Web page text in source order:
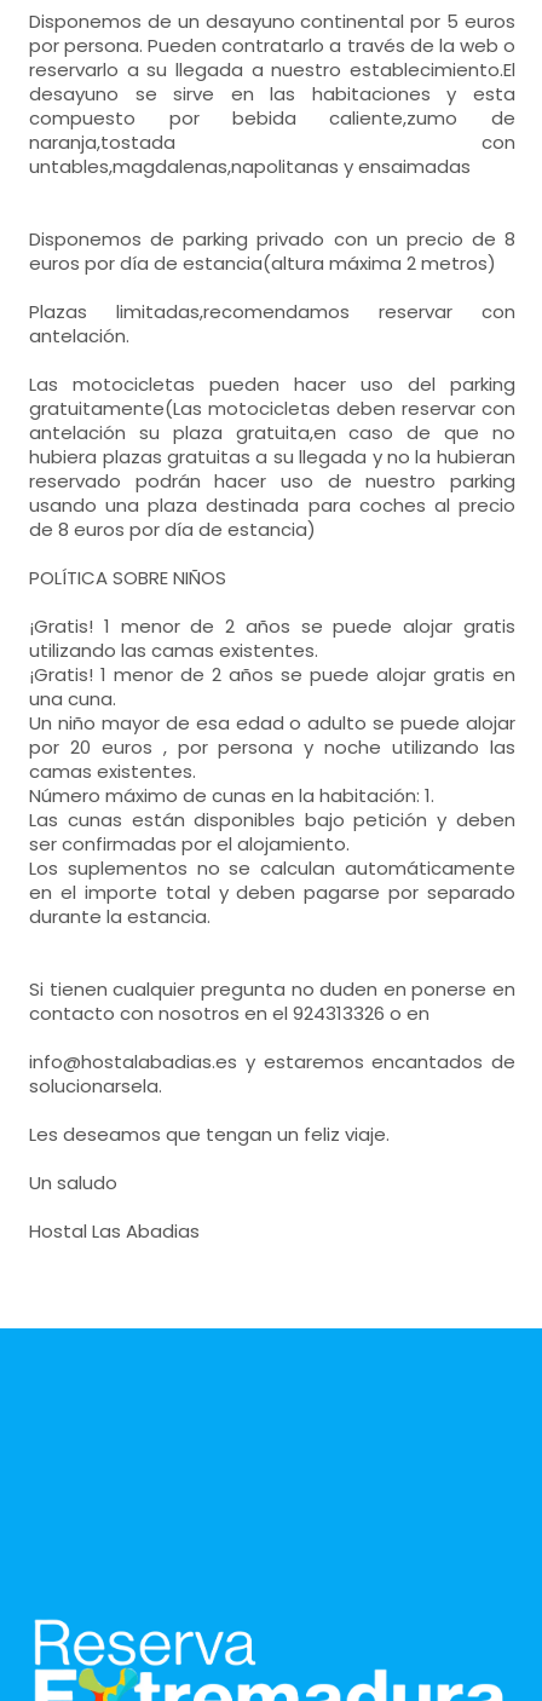
Disponemos de un desayuno continental por 5 euros
por persona. Pueden contratarlo a través de la web o
reservarlo a su llegada a nuestro establecimiento.El
desayuno se sirve en las habitaciones y esta
compuesto por bebida caliente,zumo de
naranja,tostada con
untables,magdalenas,napolitanas y ensaimadas
Disponemos de parking privado con un precio de 8
euros por día de estancia(altura máxima 2 metros)
Plazas limitadas,recomendamos reservar con
antelación.
Las motocicletas pueden hacer uso del parking
gratuitamente(Las motocicletas deben reservar con
antelación su plaza gratuita,en caso de que no
hubiera plazas gratuitas a su llegada y no la hubieran
reservado podrán hacer uso de nuestro parking
usando una plaza destinada para coches al precio
de 8 euros por día de estancia)
POLÍTICA SOBRE NIÑOS
¡Gratis! 1 menor de 2 años se puede alojar gratis
utilizando las camas existentes.
¡Gratis! 1 menor de 2 años se puede alojar gratis en
una cuna.
Un niño mayor de esa edad o adulto se puede alojar
por 20 euros , por persona y noche utilizando las
camas existentes.
Número máximo de cunas en la habitación: 1.
Las cunas están disponibles bajo petición y deben
ser confirmadas por el alojamiento.
Los suplementos no se calculan automáticamente
en el importe total y deben pagarse por separado
durante la estancia.
Si tienen cualquier pregunta no duden en ponerse en
contacto con nosotros en el 924313326 o en
info@hostalabadias.es y estaremos encantados de
solucionarsela.
Les deseamos que tengan un feliz viaje.
Un saludo
Hostal Las Abadias